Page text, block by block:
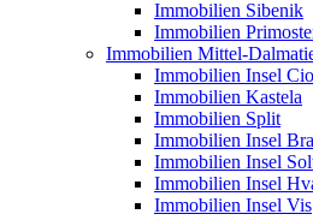
Immobilien Sibenik
Immobilien
Immobilien Mittel-
Immobilien Insel
Immobilien Kastela
Immobilien Split
Immobilien Insel
Immobilien Insel
Immobilien Insel
Immobilien Insel Vis